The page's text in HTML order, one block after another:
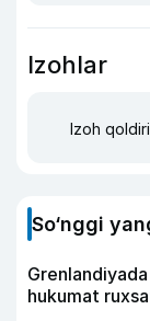
Izohlar
Izoh
So‘nggi
hukumat